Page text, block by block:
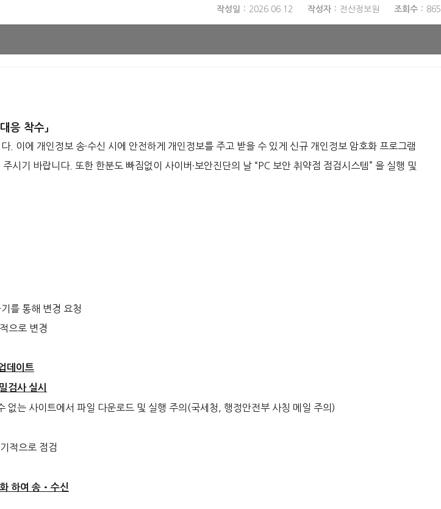
작성일 2026.06.12 작성자 전산정보원 조회수 865
응 착수」
. 이에 개인정보 송·수신 시에 안전하게 개인정보를 주고 받을 수 있게 신규 개인정보 암호화 프로그램
기 바랍니다. 또한 한분도 빠짐없이 사이버·보안진단의 날 “PC 보안 취약점 점검시스템” 을 실행 및
를 통해 변경 요청
으로 변경
데이트
검사 실시
는 사이트에서 파일 다운로드 및 실행 주의(국세청, 행정안전부 사칭 메일 주의)
적으로 점검
하여 송•수신